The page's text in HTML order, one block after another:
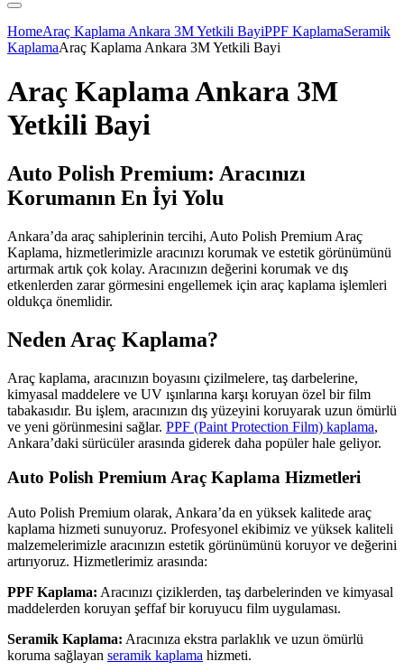
HomeAraç Kaplama Ankara 3M Yetkili BayiPPF KaplamaSeramik
KaplamaAraç Kaplama Ankara 3M Yetkili Bayi
Araç Kaplama Ankara 3M
Yetkili Bayi
Auto Polish Premium: Aracınızı
Korumanın En İyi Yolu
Ankara’da araç sahiplerinin tercihi, Auto Polish Premium Araç
Kaplama, hizmetlerimizle aracınızı korumak ve estetik görünümünü
artırmak artık çok kolay. Aracınızın değerini korumak ve dış
etkenlerden zarar görmesini engellemek için araç kaplama işlemleri
oldukça önemlidir.
Neden Araç Kaplama?
Araç kaplama, aracınızın boyasını çizilmelere, taş darbelerine,
kimyasal maddelere ve UV ışınlarına karşı koruyan özel bir film
tabakasıdır. Bu işlem, aracınızın dış yüzeyini koruyarak uzun ömürlü
ve yeni görünmesini sağlar. PPF (Paint Protection Film) kaplama,
Ankara’daki sürücüler arasında giderek daha popüler hale geliyor.
Auto Polish Premium Araç Kaplama Hizmetleri
Auto Polish Premium olarak, Ankara’da en yüksek kalitede araç
kaplama hizmeti sunuyoruz. Profesyonel ekibimiz ve yüksek kaliteli
malzemelerimizle aracınızın estetik görünümünü koruyor ve değerini
artırıyoruz. Hizmetlerimiz arasında:
PPF Kaplama: Aracınızı çiziklerden, taş darbelerinden ve kimyasal
maddelerden koruyan şeffaf bir koruyucu film uygulaması.
Seramik Kaplama: Aracınıza ekstra parlaklık ve uzun ömürlü
koruma sağlayan seramik kaplama hizmeti.